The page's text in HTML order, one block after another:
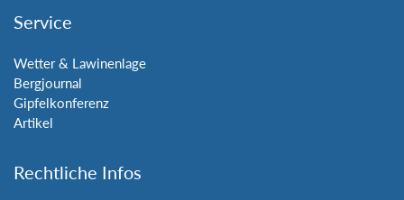
Service
Wetter & Lawinenlage
Bergjournal
Gipfelkonferenz
Artikel
Rechtliche Infos